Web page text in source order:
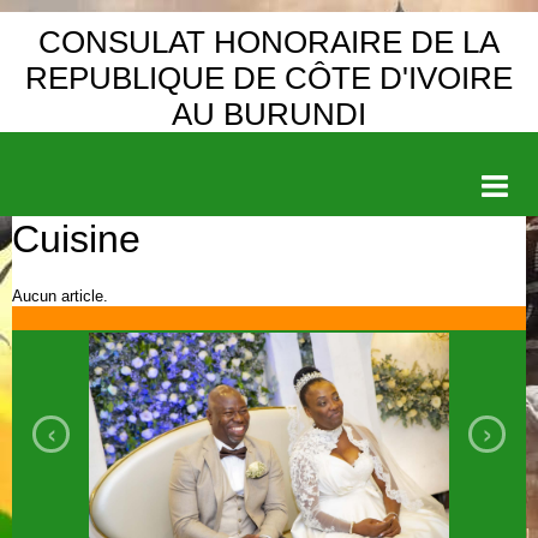
CONSULAT HONORAIRE DE LA
REPUBLIQUE DE CÔTE D'IVOIRE
AU BURUNDI
Accueil
ACTIVITE DE LA COMMUNAUTE
DIPLOMATIE
PRESIDENCE
CONSTITUTION
TOURISME
Cuisine
Aucun article.
‹ ›